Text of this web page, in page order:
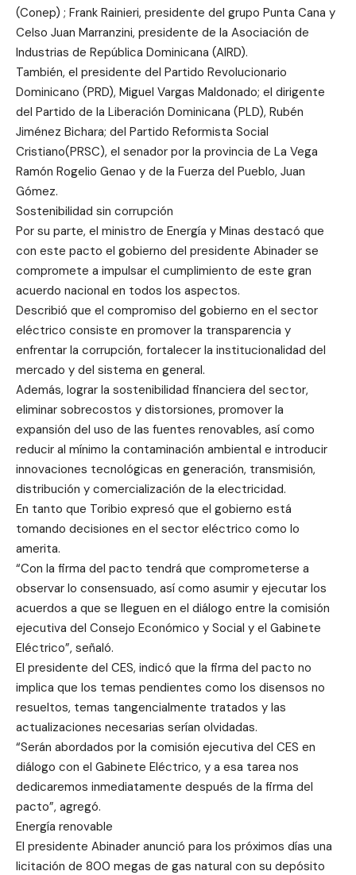
(Conep) ; Frank Rainieri, presidente del grupo Punta Cana y
Celso Juan Marranzini, presidente de la Asociación de
Industrias de República Dominicana (AIRD).
También, el presidente del Partido Revolucionario
Dominicano (PRD), Miguel Vargas Maldonado; el dirigente
del Partido de la Liberación Dominicana (PLD), Rubén
Jiménez Bichara; del Partido Reformista Social
Cristiano(PRSC), el senador por la provincia de La Vega
Ramón Rogelio Genao y de la Fuerza del Pueblo, Juan
Gómez.
Sostenibilidad sin corrupción
Por su parte, el ministro de Energía y Minas destacó que
con este pacto el gobierno del presidente Abinader se
compromete a impulsar el cumplimiento de este gran
acuerdo nacional en todos los aspectos.
Describió que el compromiso del gobierno en el sector
eléctrico consiste en promover la transparencia y
enfrentar la corrupción, fortalecer la institucionalidad del
mercado y del sistema en general.
Además, lograr la sostenibilidad financiera del sector,
eliminar sobrecostos y distorsiones, promover la
expansión del uso de las fuentes renovables, así como
reducir al mínimo la contaminación ambiental e introducir
innovaciones tecnológicas en generación, transmisión,
distribución y comercialización de la electricidad.
En tanto que Toribio expresó que el gobierno está
tomando decisiones en el sector eléctrico como lo
amerita.
“Con la firma del pacto tendrá que comprometerse a
observar lo consensuado, así como asumir y ejecutar los
acuerdos a que se lleguen en el diálogo entre la comisión
ejecutiva del Consejo Económico y Social y el Gabinete
Eléctrico”, señaló.
El presidente del CES, indicó que la firma del pacto no
implica que los temas pendientes como los disensos no
resueltos, temas tangencialmente tratados y las
actualizaciones necesarias serían olvidadas.
“Serán abordados por la comisión ejecutiva del CES en
diálogo con el Gabinete Eléctrico, y a esa tarea nos
dedicaremos inmediatamente después de la firma del
pacto”, agregó.
Energía renovable
El presidente Abinader anunció para los próximos días una
licitación de 800 megas de gas natural con su depósito